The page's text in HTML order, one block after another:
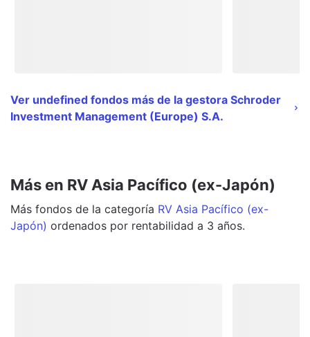
Ver undefined fondos más de la gestora Schroder
Investment Management (Europe) S.A.
Más en RV Asia Pacífico (ex-Japón)
Más fondos de la categoría RV Asia Pacífico (ex-
Japón) ordenados por rentabilidad a 3 años.